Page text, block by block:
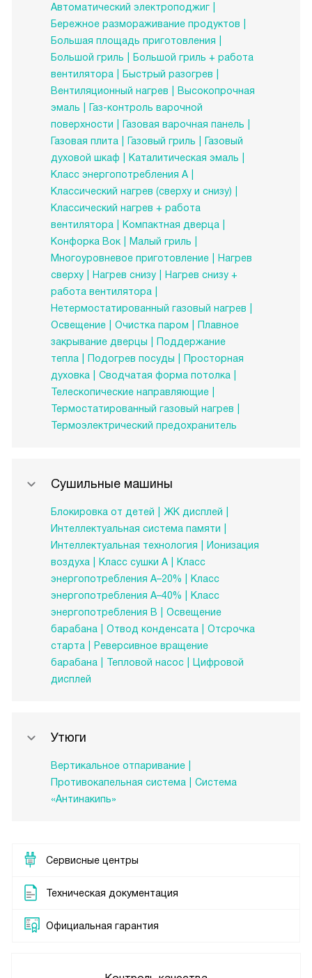
Автоматический электроподжиг
Бережное размораживание продуктов
Большая площадь приготовления
Большой гриль
Большой гриль + работа
вентилятора
Быстрый разогрев
Вентиляционный нагрев
Высокопрочная
эмаль
Газ-контроль варочной
поверхности
Газовая варочная панель
Газовая плита
Газовый гриль
Газовый
духовой шкаф
Каталитическая эмаль
Класс энергопотребления А
Классический нагрев (сверху и снизу)
Классический нагрев + работа
вентилятора
Компактная дверца
Конфорка Вок
Малый гриль
Многоуровневое приготовление
Нагрев
сверху
Нагрев снизу
Нагрев снизу +
работа вентилятора
Нетермостатированный газовый нагрев
Освещение
Очистка паром
Плавное
закрывание дверцы
Поддержание
тепла
Подогрев посуды
Просторная
духовка
Сводчатая форма потолка
Телескопические направляющие
Термостатированный газовый нагрев
Термоэлектрический предохранитель
Сушильные машины
Блокировка от детей
ЖК дисплей
Интеллектуальная система памяти
Интеллектуальная технология
Ионизация
воздуха
Класс сушки А
Класс
энергопотребления A–20%
Класс
энергопотребления A–40%
Класс
энергопотребления B
Освещение
барабана
Отвод конденсата
Отсрочка
старта
Реверсивное вращение
барабана
Тепловой насос
Цифровой
дисплей
Утюги
Вертикальное отпаривание
Противокапельная система
Система
«Антинакипь»
Сервисные центры
Техническая документация
Официальная гарантия